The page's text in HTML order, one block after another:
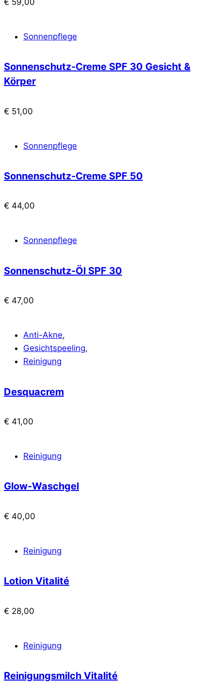
Sonnenpflege
Sonnenschutz-Creme SPF 30 Gesicht &
Körper
€ 51,00
Sonnenpflege
Sonnenschutz-Creme SPF 50
€ 44,00
Sonnenpflege
Sonnenschutz-Öl SPF 30
€ 47,00
Anti-Akne,
Gesichtspeeling,
Reinigung
Desquacrem
€ 41,00
Reinigung
Glow-Waschgel
€ 40,00
Reinigung
Lotion Vitalité
€ 28,00
Reinigung
Reinigungsmilch Vitalité